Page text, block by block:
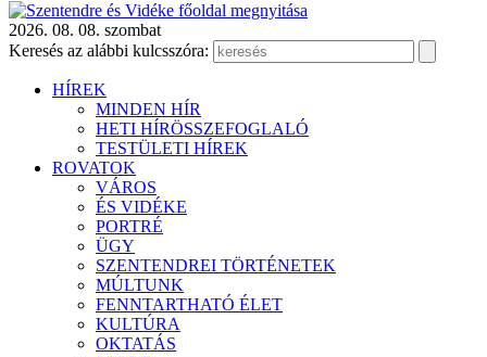
2026. 08. 08. szombat
Keresés az alábbi kulcsszóra:
HÍREK
MINDEN HÍR
HETI HÍRÖSSZEFOGLALÓ
TESTÜLETI HÍREK
ROVATOK
VÁROS
ÉS VIDÉKE
PORTRÉ
ÜGY
SZENTENDREI TÖRTÉNETEK
MÚLTUNK
FENNTARTHATÓ ÉLET
KULTÚRA
OKTATÁS